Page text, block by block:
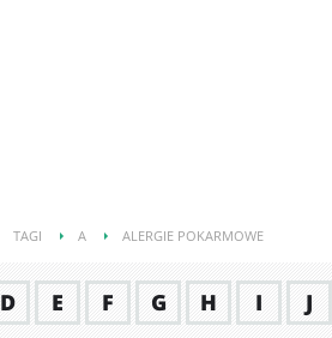
TAGI A ALERGIE POKARMOWE
D E F G H I J